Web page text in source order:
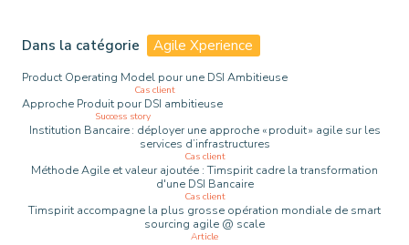
Dans la catégorie Agile Xperience
Product Operating Model pour une DSI Ambitieuse
Cas client
Approche Produit pour DSI ambitieuse
Success story
Institution Bancaire : déployer une approche « produit » agile sur les
services d’infrastructures
Cas client
Méthode Agile et valeur ajoutée : Timspirit cadre la transformation
d'une DSI Bancaire
Cas client
Timspirit accompagne la plus grosse opération mondiale de smart
sourcing agile @ scale
Article